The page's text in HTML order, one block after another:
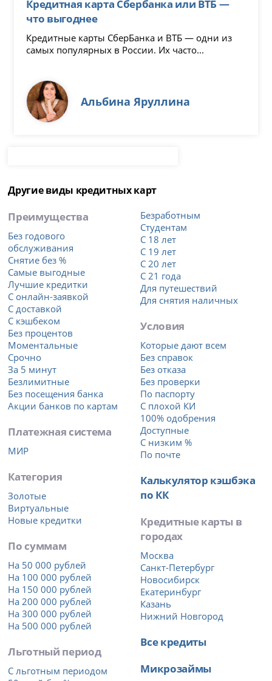
Кредитная карта Сбербанка или ВТБ —
что выгоднее
Кредитные карты СберБанка и ВТБ — одни из
самых популярных в России. Их часто...
Альбина Яруллина
Другие виды кредитных карт
Преимущества
Без годового
обслуживания
Снятие без %
Самые выгодные
Лучшие кредитки
С онлайн-заявкой
С доставкой
С кэшбеком
Без процентов
Моментальные
Срочно
За 5 минут
Безлимитные
Без посещения банка
Акции банков по картам
Платежная система
МИР
Категория
Золотые
Виртуальные
Новые кредитки
По суммам
На 50 000 рублей
На 100 000 рублей
На 150 000 рублей
На 200 000 рублей
На 300 000 рублей
На 500 000 рублей
Льготный период
С льготным периодом
Безработным
Студентам
С 18 лет
С 19 лет
С 20 лет
С 21 года
Для путешествий
Для снятия наличных
Условия
Которые дают всем
Без справок
Без отказа
Без проверки
По паспорту
С плохой КИ
100% одобрения
Доступные
С низким %
По почте
Калькулятор кэшбэка
по КК
Кредитные карты в
городах
Москва
Санкт-Петербург
Новосибирск
Екатеринбург
Казань
Нижний Новгород
Все кредиты
Микрозаймы